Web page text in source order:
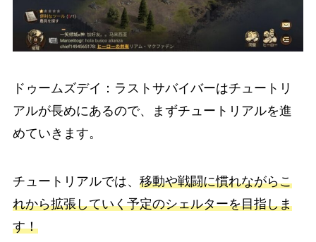
ドゥームズデイ：ラストサバイバーはチュートリ
アルが長めにあるので、まずチュートリアルを進
めていきます。
チュートリアルでは、 移動や戦闘に慣れながらこ
れから拡張していく予定のシェルターを目指しま
す！